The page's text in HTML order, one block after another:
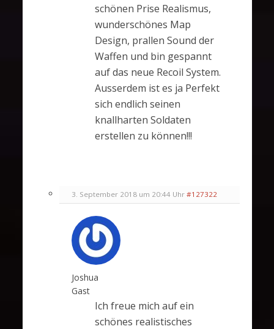
schönen Prise Realismus,
wunderschönes Map
Design, prallen Sound der
Waffen und bin gespannt
auf das neue Recoil System.
Ausserdem ist es ja Perfekt
sich endlich seinen
knallharten Soldaten
erstellen zu können!!!
3. September 2018 um 20:44 Uhr #127322
Joshua
Gast
Ich freue mich auf ein
schönes realistisches